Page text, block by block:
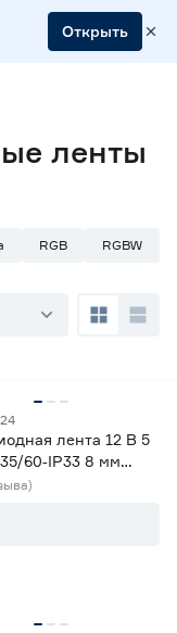
Открыть
0
ленты
RGB RGBW
лента 12 В 5
60‑IP33 8 мм
2 м Geniled